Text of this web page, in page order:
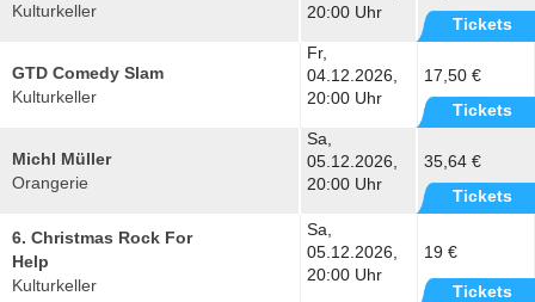
Kulturkeller
20:00 Uhr
Tickets
GTD Comedy Slam
Kulturkeller
Fr,
04.12.2026,
20:00 Uhr
17,50 €
Tickets
Michl Müller
Orangerie
Sa,
05.12.2026,
20:00 Uhr
35,64 €
Tickets
6. Christmas Rock For
Help
Kulturkeller
Sa,
05.12.2026,
20:00 Uhr
19 €
Tickets